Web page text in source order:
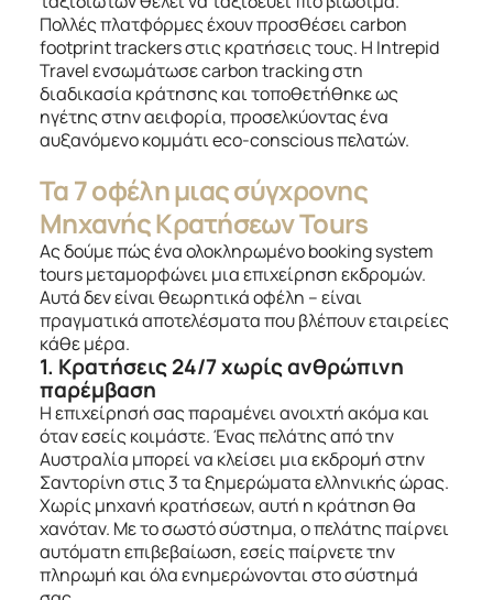
Πολλές πλατφόρμες έχουν προσθέσει carbon
footprint trackers στις κρατήσεις τους. Η Intrepid
Travel ενσωμάτωσε carbon tracking στη
διαδικασία κράτησης και τοποθετήθηκε ως
ηγέτης στην αειφορία, προσελκύοντας ένα
αυξανόμενο κομμάτι eco-conscious πελατών.
Τα 7 οφέλη μιας σύγχρονης
Μηχανής Κρατήσεων Tours
Ας δούμε πώς ένα ολοκληρωμένο booking system
tours μεταμορφώνει μια επιχείρηση εκδρομών.
Αυτά δεν είναι θεωρητικά οφέλη – είναι
πραγματικά αποτελέσματα που βλέπουν εταιρείες
κάθε μέρα.
1. Κρατήσεις 24/7 χωρίς ανθρώπινη
παρέμβαση
Η επιχείρησή σας παραμένει ανοιχτή ακόμα και
όταν εσείς κοιμάστε. Ένας πελάτης από την
Αυστραλία μπορεί να κλείσει μια εκδρομή στην
Σαντορίνη στις 3 τα ξημερώματα ελληνικής ώρας.
Χωρίς μηχανή κρατήσεων, αυτή η κράτηση θα
χανόταν. Με το σωστό σύστημα, ο πελάτης παίρνει
αυτόματη επιβεβαίωση, εσείς παίρνετε την
πληρωμή και όλα ενημερώνονται στο σύστημά